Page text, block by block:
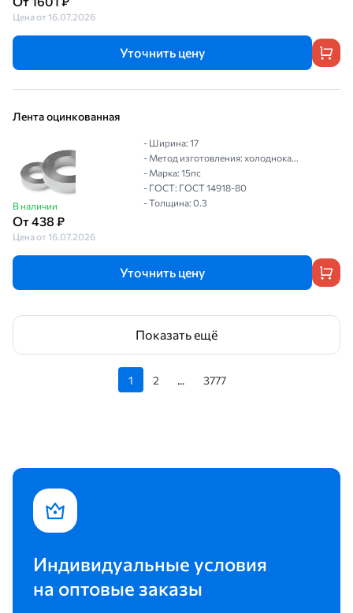
Цена от 16.07.2026
Уточнить цену
Лента оцинкованная
В наличии
От 438 ₽
Цена от 16.07.2026
- Ширина: 17
- Метод изготовления: холоднока...
- Марка: 15пс
- ГОСТ: ГОСТ 14918-80
- Толщина: 0.3
Уточнить цену
Показать ещё
1 2 ... 3777
Индивидуальные условия
на оптовые заказы